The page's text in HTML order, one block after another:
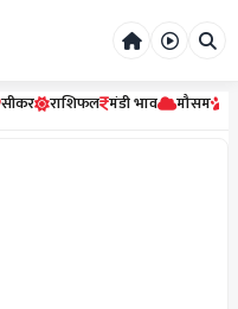
सीकर राशिफल मंडी भाव मौसम